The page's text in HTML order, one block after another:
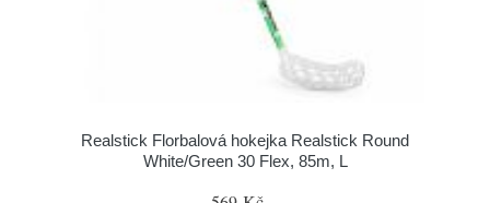
Realstick Florbalová hokejka Realstick Round
White/Green 30 Flex, 85m, L